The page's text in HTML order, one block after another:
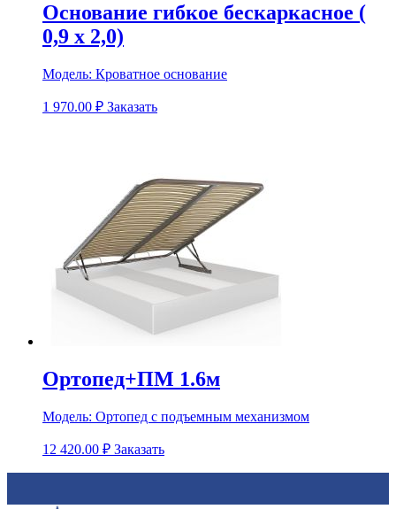
Основание гибкое бескаркасное (
0,9 х 2,0)
Модель: Кроватное основание
1 970.00 ₽ Заказать
Ортопед+ПМ 1.6м
Модель: Ортопед с подъемным механизмом
12 420.00 ₽ Заказать